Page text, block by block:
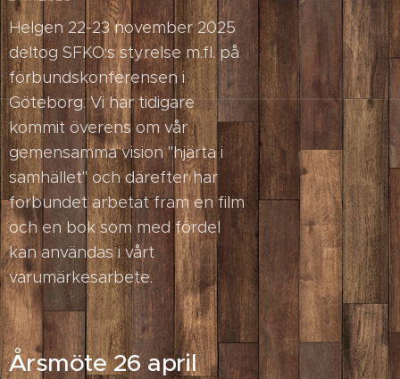
Helgen 22-23 november 2025
deltog SFKO:s styrelse m.fl. på
förbundskonferensen i
Göteborg. Vi har tidigare
kommit överens om vår
gemensamma vision "hjärta i
samhället" och därefter har
förbundet arbetat fram en film
och en bok som med fördel
kan användas i vårt
varumärkesarbete.
Årsmöte 26 april